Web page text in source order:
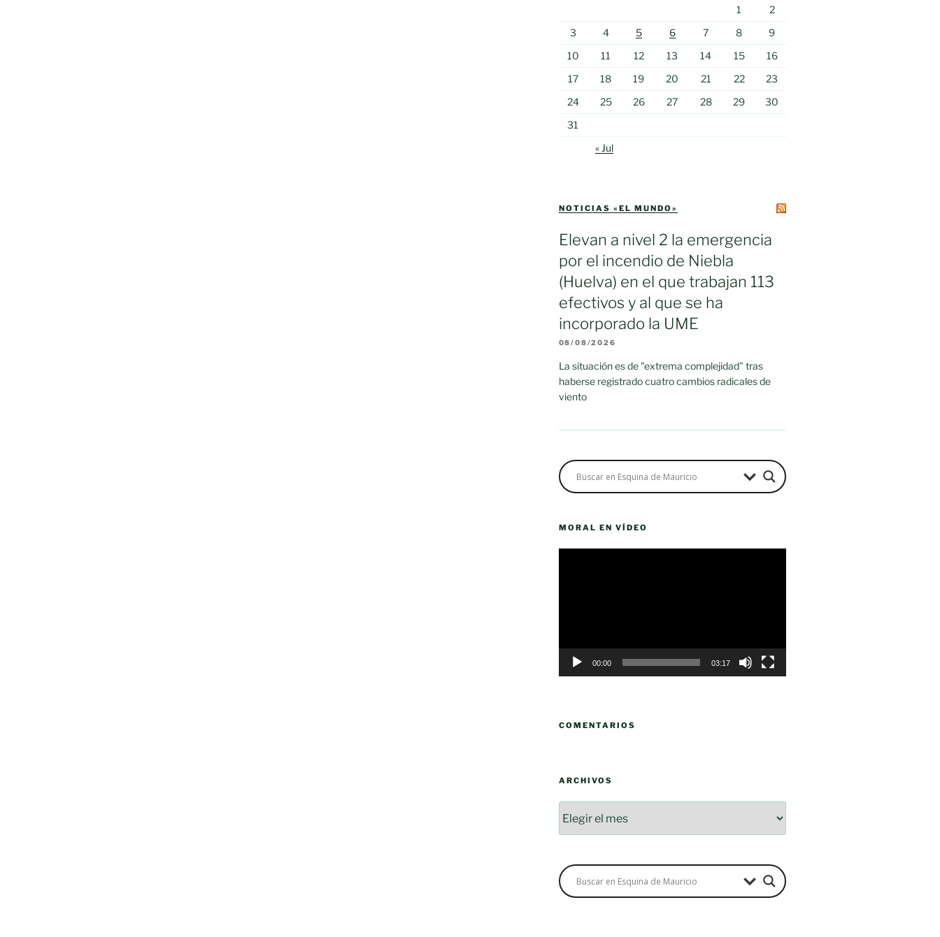
1
2
3
4 5 6 7 8
9
10
11 12 13 14 15
16
17
18 19 20 21 22
23
24
25 26 27 28 29
30
31
« Jul
NOTICIAS «EL MUNDO»
Elevan a nivel 2 la emergencia
por el incendio de Niebla
(Huelva) en el que trabajan 113
efectivos y al que se ha
incorporado la UME
08/08/2026
La situación es de "extrema complejidad" tras
haberse registrado cuatro cambios radicales de
viento
MORAL EN VÍDEO
00:00 03:17
COMENTARIOS
ARCHIVOS